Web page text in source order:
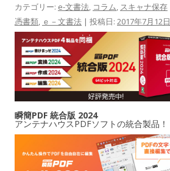
カテゴリー: e-文書法, コラム, スキャナ保存
憑書類, ｅ－文書法 | 投稿日: 2017年7月12日
瞬簡PDF 統合版 2024
アンテナハウスPDFソフトの統合製品！